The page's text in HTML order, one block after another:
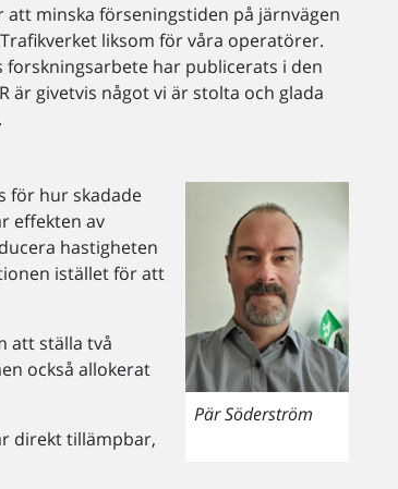
minska förseningstiden på järnvägen
liksom för våra operatörer.
forskningsarbete har publicerats i den
är givetvis något vi är stolta och glada
Pär Söderström
för hur skadade
effekten av
hastigheten
istället för att
att ställa två
också allokerat
direkt tillämpbar,